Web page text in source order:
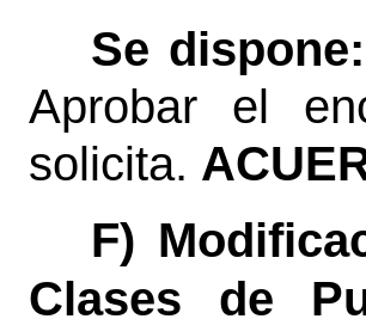
Se dispone:
Aprobar el
solicita.
F)
Clases de